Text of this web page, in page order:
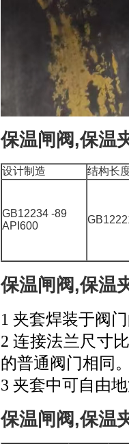
保温闸阀,保温
设计制造 结构长
GB12234 -89
API600
保温闸阀,保温
1 夹套焊装于阀
2 连接法兰尺寸
的普通阀门相同
3 夹套中可自由
保温闸阀,保温